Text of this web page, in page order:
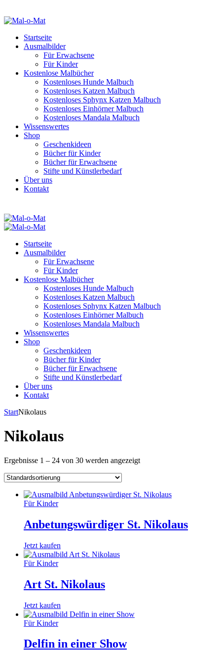
Startseite
Ausmalbilder
Für Erwachsene
Für Kinder
Kostenlose Malbücher
Kostenloses Hunde Malbuch
Kostenloses Katzen Malbuch
Kostenloses Sphynx Katzen Malbuch
Kostenloses Einhörner Malbuch
Kostenloses Mandala Malbuch
Wissenswertes
Shop
Geschenkideen
Bücher für Kinder
Bücher für Erwachsene
Stifte und Künstlerbedarf
Über uns
Kontakt
Startseite
Ausmalbilder
Für Erwachsene
Für Kinder
Kostenlose Malbücher
Kostenloses Hunde Malbuch
Kostenloses Katzen Malbuch
Kostenloses Sphynx Katzen Malbuch
Kostenloses Einhörner Malbuch
Kostenloses Mandala Malbuch
Wissenswertes
Shop
Geschenkideen
Bücher für Kinder
Bücher für Erwachsene
Stifte und Künstlerbedarf
Über uns
Kontakt
StartNikolaus
Nikolaus
Ergebnisse 1 – 24 von 30 werden angezeigt
Für Kinder
Anbetungswürdiger St. Nikolaus
Jetzt kaufen
Für Kinder
Art St. Nikolaus
Jetzt kaufen
Für Kinder
Delfin in einer Show